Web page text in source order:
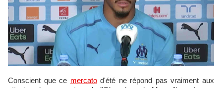
Conscient que ce mercatod'été ne répond pas vraiment aux